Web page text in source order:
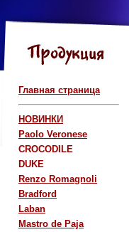
Главная страница
НОВИНКИ
Paolo Veronese
CROCODILE
DUKE
Renzo Romagnoli
Bradford
Laban
Mastro de Paja